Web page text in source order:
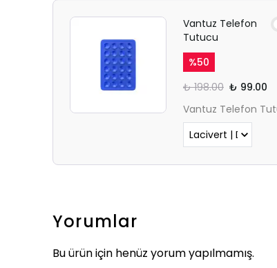
Vantuz Telefon
Tutucu
%50
₺ 198.00 ₺ 99.00
Vantuz Telefon
Yorumlar
Bu ürün için henüz yorum yapılmamış.